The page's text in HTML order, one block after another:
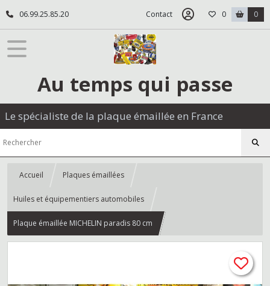
06.99.25.85.20 Contact 0 0
Au temps qui passe
Le spécialiste de la plaque émaillée en France
Accueil Plaques émaillées
Huiles et équipementiers automobiles
Plaque émaillée MICHELIN paradis 80 cm